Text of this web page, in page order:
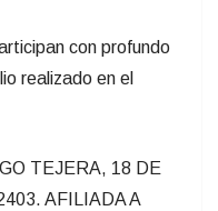
con profundo
realizado en el
TEJERA, 18 DE
AFILIADA A